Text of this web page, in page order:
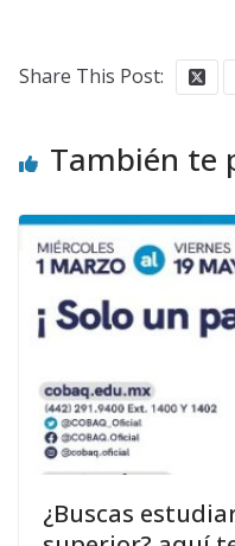
Share This Post:
También te
¿Buscas